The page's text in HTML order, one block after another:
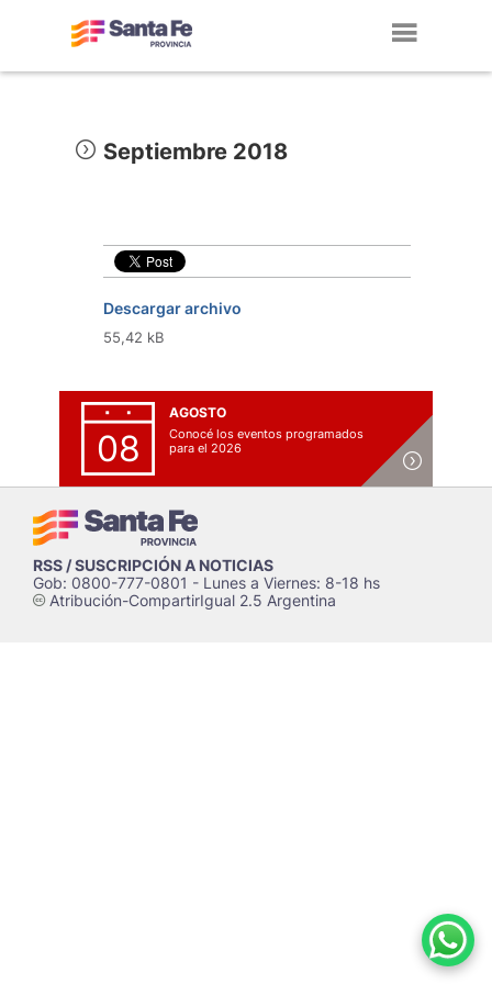
Septiembre 2018
Descargar archivo
55,42 kB
08
AGOSTO
Conocé los eventos programados
para el 2026
RSS / SUSCRIPCIÓN A NOTICIAS
Gob: 0800-777-0801 - Lunes a Viernes: 8-18 hs
cAtribución-CompartirIgual 2.5 Argentina